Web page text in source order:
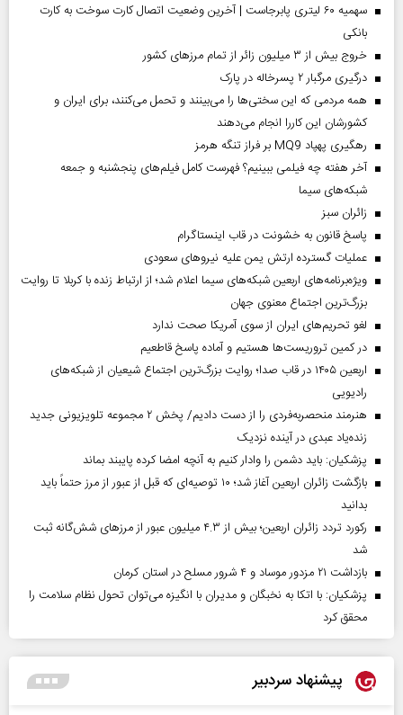
سهمیه ۶۰ لیتری پابرجاست | آخرین وضعیت اتصال کارت سوخت به کارت
بانکی
خروج بیش از ۳ میلیون زائر از تمام مرز‌های کشور
درگیری مرگبار ۲ پسرخاله در پارک
همه مردمی که این سختی‌ها را می‌بینند و تحمل می‌کنند، برای ایران و
کشورشان این کاررا انجام می‌دهند
رهگیری پهپاد MQ9 بر فراز تنگه هرمز
آخر هفته چه فیلمی ببینیم؟ فهرست کامل فیلم‌های پنجشنبه و جمعه
شبکه‌های سیما
‌زائران سبز
پاسخ قانون به خشونت در قاب اینستاگرام
عملیات گسترده ارتش یمن علیه نیروهای سعودی
ویژه‌برنامه‌های اربعین شبکه‌های سیما اعلام شد؛ از ارتباط زنده با کربلا تا روایت
بزرگ‌ترین اجتماع معنوی جهان
لغو تحریم‌های ایران از سوی آمریکا صحت ندارد
در کمین تروریست‌ها هستیم و آماده پاسخ قاطعیم
اربعین ۱۴۰۵ در قاب صدا؛ روایت بزرگ‌ترین اجتماع شیعیان از شبکه‌های
رادیویی
هنرمند منحصر‌به‌فردی را از دست دادیم/ پخش ۲ مجموعه تلویزیونی جدید
زنده‌یاد عبدی در آینده نزدیک
پزشکیان: باید دشمن را وادار کنیم به آنچه امضا کرده پایبند بماند
بازگشت زائران اربعین آغاز شد؛ ۱۰ توصیه‌ای که قبل از عبور از مرز حتماً باید
بدانید
رکورد تردد زائران اربعین؛ بیش از ۴.۳ میلیون عبور از مرزهای شش‌گانه ثبت
شد
بازداشت ۲۱ مزدور موساد و ۴ شرور مسلح در استان کرمان
پزشکیان: با اتکا به نخبگان و مدیران با انگیزه می‌توان تحول نظام سلامت را
محقق کرد
پیشنهاد سردبیر